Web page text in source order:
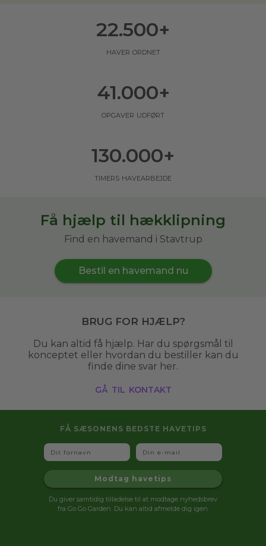
haver ordnet
22.500+
opgaver udført
41.000+
timers havearbejde
130.000+
Få hjælp til hækklipning
Find en havemand i Stavtrup
Bestil en havemand nu
Brug for hjælp?
Du kan altid få hjælp. Har du spørgsmål til
konceptet eller hvordan du bestiller kan du
finde dine svar her.
gå til kontakt
FÅ SÆSONENS BEDSTE HAVETIPS
Fornavn Email
Modtag havetips
Du giver samtidig tilladelse til at modtage nyhedsbrev
fra Go Go Garden. Du kan altid afmelde dig igen.